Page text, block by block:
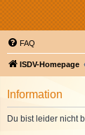
FAQ
ISDV-Homepage
Information
Du bist leider nicht